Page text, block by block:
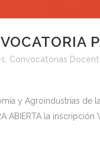
, Convocatorias
y Agroindustrias de
ABIERTA la